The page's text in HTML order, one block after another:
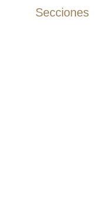
Secciones